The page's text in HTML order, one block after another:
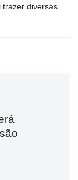
trazer diversas